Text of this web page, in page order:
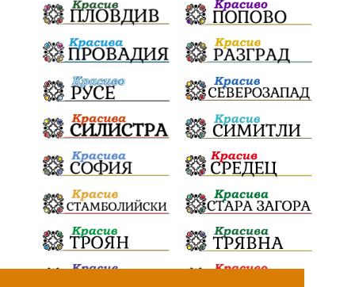
БрашноСтоименов ИстинскиХляб
БългарскоКачество Запис
ПолитическоЗадкулисие Микродрон
КомарДрон КитайскаТехнология
ВоенниТехнологии Наркотици Дрога
НелегалнаЛаборатория Байрактаров